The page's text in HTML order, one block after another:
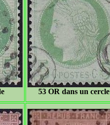
53 OR dans un cercle